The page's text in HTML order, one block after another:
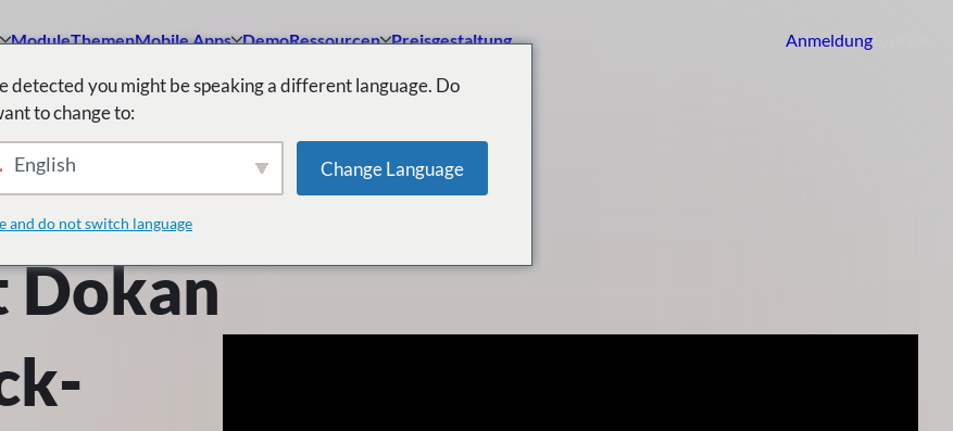
ModuleThemenMobile Apps DemoRessourcen Preisgestaltung Anmeldung
Dokan
detected you might be speaking a different language. Do
to change to:
English Change Language
and do not switch language